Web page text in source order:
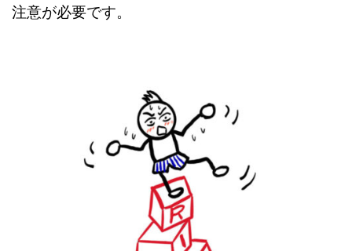
注意が必要です。